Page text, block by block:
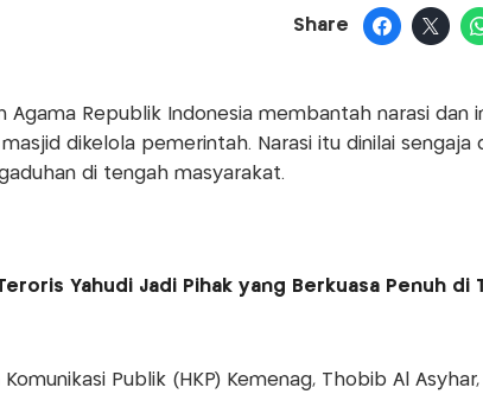
Share
Agama Republik Indonesia membantah narasi dan
dikelola pemerintah. Narasi itu dinilai sengaja
di tengah masyarakat.
Yahudi Jadi Pihak yang Berkuasa Penuh di
Publik (HKP) Kemenag, Thobib Al Asyhar,